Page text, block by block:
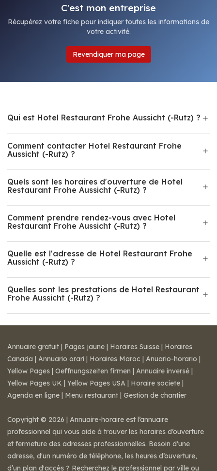
C'est mon entreprise
Récupérez votre fiche pour indiquer toutes les informations de
votre activité.
Revendiquer ma page
Qui est Hotel Restaurant Frohe Aussicht (-Rutz) ?
Comment contacter Hotel Restaurant Frohe
Aussicht (-Rutz) ?
Quels sont les horaires d'ouverture de Hotel
Restaurant Frohe Aussicht (-Rutz) ?
Comment prendre rendez-vous avec Hotel
Restaurant Frohe Aussicht (-Rutz) ?
Quelle est l'adresse de Hotel Restaurant Frohe
Aussicht (-Rutz) ?
Quelles sont les prestations de Hotel Restaurant
Frohe Aussicht (-Rutz) ?
Annuaire gratuit | Pages jaune | Horaires Suisse | Horaires
Canada | Annuario orari | Horaires Maroc | Anuario-horario |
Yellow Pages | Oeffnungszeiten firmen | Annuaire inversé |
Yellow Pages UK | Yellow Pages USA | Horaire societe |
Agenda en ligne | Menu restaurant | Gestion de chantier
Copyright © 2026 | Annuaire-horaire est l’annuaire
professionnel qui vous aide à trouver les horaires d’ouverture
et fermeture des adresses professionnelles. Besoin d'une
adresse, d'un numéro de téléphone, les heures d’ouverture,
d’un plan d'accès ? Recherchez le professionnel par ville ou